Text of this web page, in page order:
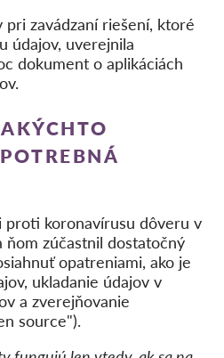
zavádzaní riešení, ktoré
údajov, uverejnila
dokument o aplikáciách
proti koronavírusu dôveru v
ňom zúčastnil dostatočný
opatreniami, ako je
ukladanie údajov v
a zverejňovanie
source").